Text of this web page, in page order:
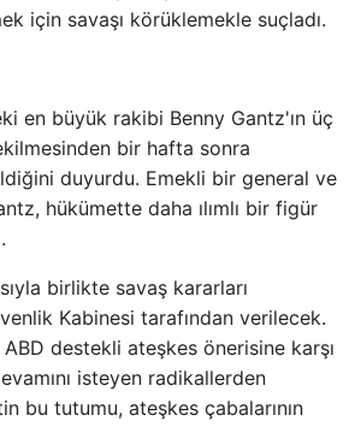
için savaşı körüklemekle suçladı.
en büyük rakibi Benny Gantz'ın üç
bir hafta sonra
duyurdu. Emekli bir general ve
hükümette daha ılımlı bir figür
birlikte savaş kararları
Kabinesi tarafından verilecek.
destekli ateşkes önerisine karşı
isteyen radikallerden
bu tutumu, ateşkes çabalarının